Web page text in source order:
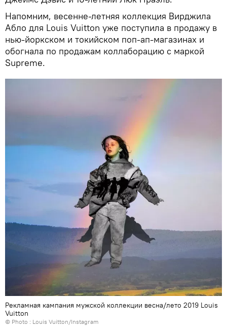
Напомним, весенне-летняя коллекция Вирджила
Абло для Louis Vuitton уже поступила в продажу в
нью-йоркском и токийском поп-ап-магазинах и
обогнала по продажам коллаборацию с маркой
Supreme.
Рекламная кампания мужской коллекции весна/лето 2019 Louis
Vuitton
© Photo : Louis Vuitton/Instagram